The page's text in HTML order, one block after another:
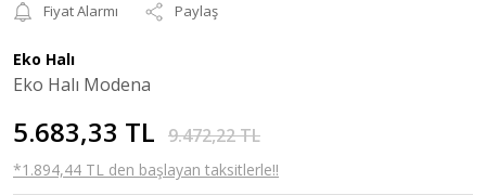
Fiyat Alarmı
Paylaş
Eko Halı
Eko Halı Modena
5.683,33 TL 9.472,22 TL
*1.894,44 TL den başlayan taksitlerle!!